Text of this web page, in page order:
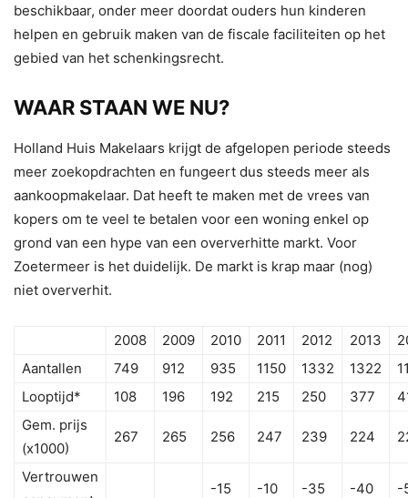
beschikbaar, onder meer doordat ouders hun kinderen
helpen en gebruik maken van de fiscale faciliteiten op het
gebied van het schenkingsrecht.
WAAR STAAN WE NU?
Holland Huis Makelaars krijgt de afgelopen periode steeds
meer zoekopdrachten en fungeert dus steeds meer als
aankoopmakelaar. Dat heeft te maken met de vrees van
kopers om te veel te betalen voor een woning enkel op
grond van een hype van een oververhitte markt. Voor
Zoetermeer is het duidelijk. De markt is krap maar (nog)
niet oververhit.
2008 2009 2010 2011 2012 2013
Aantallen
749 912 935 1150 1332 1322
Looptijd*
108 196 192 215 250 377
Gem. prijs
(x1000)
267 265 256 247 239 224
Vertrouwen
-15 -10 -35 -40 -